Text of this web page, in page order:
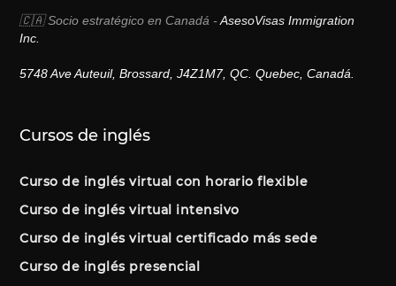
🇨🇦 Socio estratégico en Canadá -AsesoVisas Immigration
Inc.
5748 Ave Auteuil, Brossard, J4Z1M7, QC. Quebec, Canadá.
Cursos de inglés
Curso de inglés virtual con horario flexible
Curso de inglés virtual intensivo
Curso de inglés virtual certificado más sede
Curso de inglés presencial